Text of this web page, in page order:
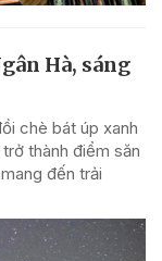
Hà, sáng
chè bát úp xanh
thành điểm săn
đến trải